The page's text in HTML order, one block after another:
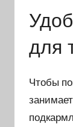
для
Чтобы